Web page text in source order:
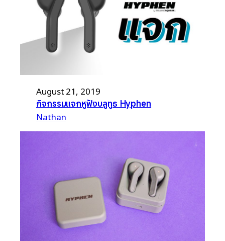
August 21, 2019
กิจกรรมแจกหูฟังบลูทูธ Hyphen
Nathan